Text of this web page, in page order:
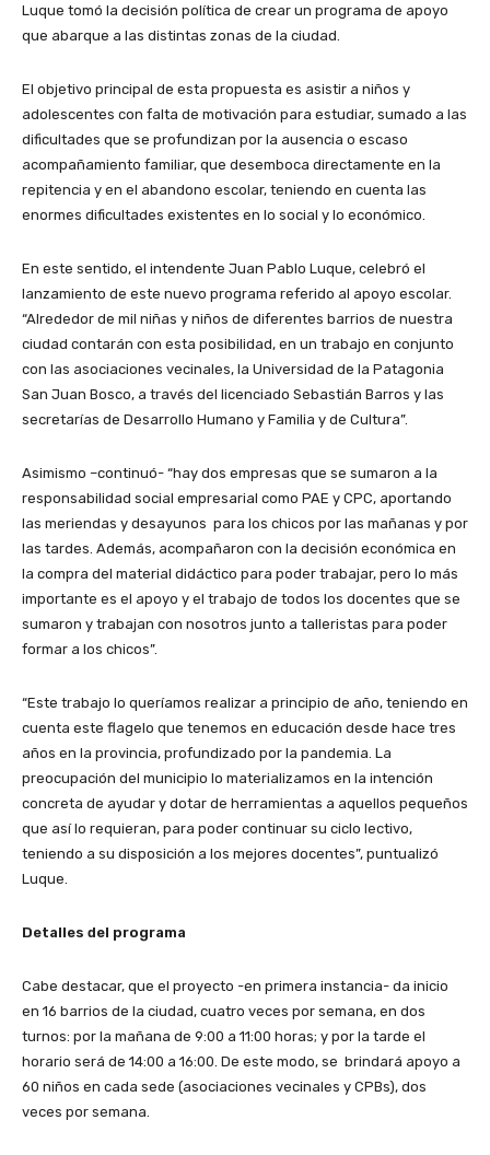
Luque tomó la decisión política de crear un programa de apoyo
que abarque a las distintas zonas de la ciudad.
El objetivo principal de esta propuesta es asistir a niños y
adolescentes con falta de motivación para estudiar, sumado a las
dificultades que se profundizan por la ausencia o escaso
acompañamiento familiar, que desemboca directamente en la
repitencia y en el abandono escolar, teniendo en cuenta las
enormes dificultades existentes en lo social y lo económico.
En este sentido, el intendente Juan Pablo Luque, celebró el
lanzamiento de este nuevo programa referido al apoyo escolar.
“Alrededor de mil niñas y niños de diferentes barrios de nuestra
ciudad contarán con esta posibilidad, en un trabajo en conjunto
con las asociaciones vecinales, la Universidad de la Patagonia
San Juan Bosco, a través del licenciado Sebastián Barros y las
secretarías de Desarrollo Humano y Familia y de Cultura”.
Asimismo –continuó- “hay dos empresas que se sumaron a la
responsabilidad social empresarial como PAE y CPC, aportando
las meriendas y desayunos para los chicos por las mañanas y por
las tardes. Además, acompañaron con la decisión económica en
la compra del material didáctico para poder trabajar, pero lo más
importante es el apoyo y el trabajo de todos los docentes que se
sumaron y trabajan con nosotros junto a talleristas para poder
formar a los chicos”.
“Este trabajo lo queríamos realizar a principio de año, teniendo en
cuenta este flagelo que tenemos en educación desde hace tres
años en la provincia, profundizado por la pandemia. La
preocupación del municipio lo materializamos en la intención
concreta de ayudar y dotar de herramientas a aquellos pequeños
que así lo requieran, para poder continuar su ciclo lectivo,
teniendo a su disposición a los mejores docentes”, puntualizó
Luque.
Detalles del programa
Cabe destacar, que el proyecto -en primera instancia- da inicio
en 16 barrios de la ciudad, cuatro veces por semana, en dos
turnos: por la mañana de 9:00 a 11:00 horas; y por la tarde el
horario será de 14:00 a 16:00. De este modo, se brindará apoyo a
60 niños en cada sede (asociaciones vecinales y CPBs), dos
veces por semana.